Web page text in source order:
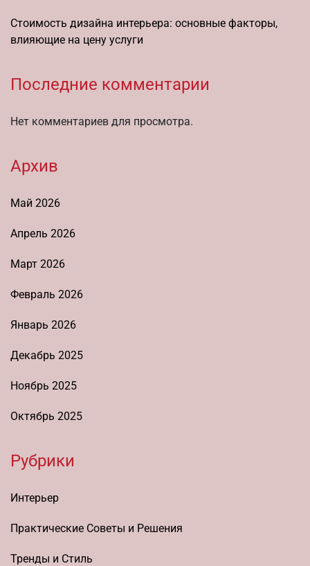
Стоимость дизайна интерьера: основные факторы,
влияющие на цену услуги
Последние комментарии
Нет комментариев для просмотра.
Архив
Май 2026
Апрель 2026
Март 2026
Февраль 2026
Январь 2026
Декабрь 2025
Ноябрь 2025
Октябрь 2025
Рубрики
Интерьер
Практические Советы и Решения
Тренды и Стиль